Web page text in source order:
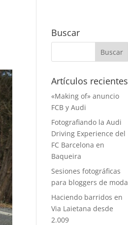
Buscar
Artículos recientes
«Making of» anuncio
FCB y Audi
Fotografiando la Audi
Driving Experience del
FC Barcelona en
Baqueira
Sesiones fotográficas
para bloggers de moda
Haciendo barridos en
Via Laietana desde
2.009